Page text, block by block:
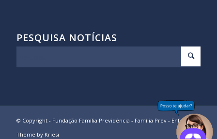
PESQUISA NOTÍCIAS
© Copyright - Fundação Família Previdência - Família Prev - Enfold
Theme by Kriesi